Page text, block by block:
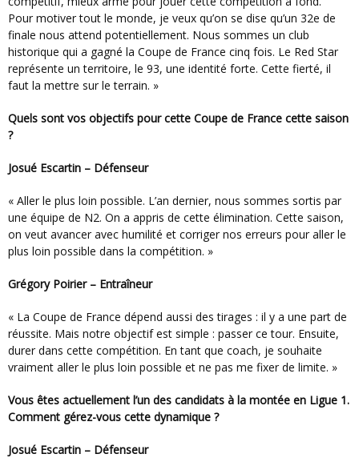
Pour motiver tout le monde, je veux qu’on se dise qu’un 32e de
finale nous attend potentiellement. Nous sommes un club
historique qui a gagné la Coupe de France cinq fois. Le Red Star
représente un territoire, le 93, une identité forte. Cette fierté, il
faut la mettre sur le terrain. »
Quels sont vos objectifs pour cette Coupe de France cette saison
?
Josué Escartin – Défenseur
« Aller le plus loin possible. L’an dernier, nous sommes sortis par
une équipe de N2. On a appris de cette élimination. Cette saison,
on veut avancer avec humilité et corriger nos erreurs pour aller le
plus loin possible dans la compétition. »
Grégory Poirier – Entraîneur
« La Coupe de France dépend aussi des tirages : il y a une part de
réussite. Mais notre objectif est simple : passer ce tour. Ensuite,
durer dans cette compétition. En tant que coach, je souhaite
vraiment aller le plus loin possible et ne pas me fixer de limite. »
Vous êtes actuellement l’un des candidats à la montée en Ligue 1.
Comment gérez-vous cette dynamique ?
Josué Escartin – Défenseur